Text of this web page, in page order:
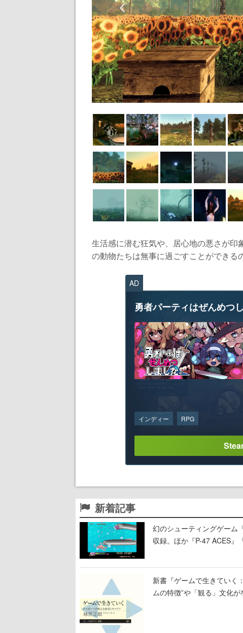
生活感に潜む狂気や、居心地の悪さが
の動物たちは無事に過ごすことができる
AD
勇者パーティはぜんめつ
インディー RPG
新着記事
幻のシューティングゲーム
収録。ほか『P-47 ACES』
新書『ゲームで生きていく
ムの特徴”や「観る」文化